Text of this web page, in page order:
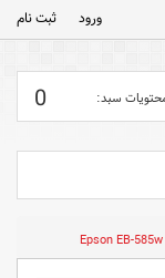
ورود ثبت‌ نام
0